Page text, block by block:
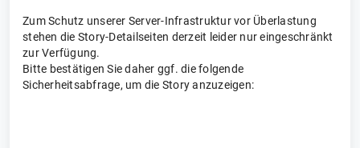
Zum Schutz unserer Server-Infrastruktur vor Überlastung
stehen die Story-Detailseiten derzeit leider nur eingeschränkt
zur Verfügung.
Bitte bestätigen Sie daher ggf. die folgende
Sicherheitsabfrage, um die Story anzuzeigen: